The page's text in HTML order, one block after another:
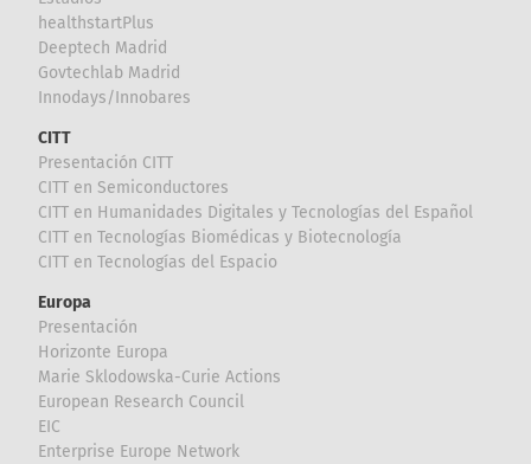
healthstartPlus
Deeptech Madrid
Govtechlab Madrid
Innodays/Innobares
CITT
Presentación CITT
CITT en Semiconductores
CITT en Humanidades Digitales y Tecnologías del Español
CITT en Tecnologías Biomédicas y Biotecnología
CITT en Tecnologías del Espacio
Europa
Presentación
Horizonte Europa
Marie Sklodowska-Curie Actions
European Research Council
EIC
Enterprise Europe Network